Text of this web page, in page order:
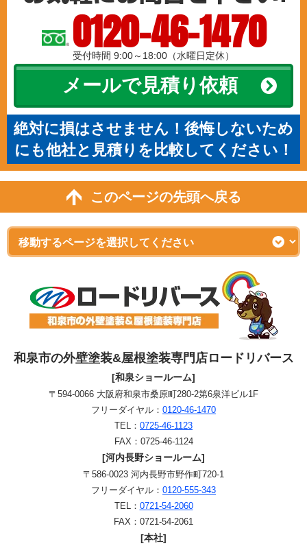
0120-46-1470
受付時間 9:00～18:00（水曜日定休）
メールで見積り依頼
絶対に損はさせません！後悔しないため
にも他社と見積りを比較してください！
このページの先頭へ戻る
和泉市の外壁塗装&屋根塗装専門店ロードリバース
[和泉ショールーム]
〒594-0066 大阪府和泉市桑原町280-2第6泉洋ビル1F
フリーダイヤル： 0120-46-1470
TEL： 0725-46-1123
FAX：0725-46-1124
[河内長野ショールーム]
〒586-0023 河内長野市野作町720-1
フリーダイヤル： 0120-555-343
TEL： 0721-54-2060
FAX：0721-54-2061
[本社]